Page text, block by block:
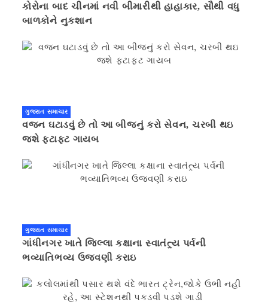
કોરોના બાદ ચીનમાં નવી બીમારીથી હાહાકાર, સૌથી વધુ
બાળકોને નુકશાન
ગુજરાત સમાચાર
વજન ઘટાડવું છે તો આ બીજનું કરો સેવન, ચરબી થઇ
જશે ફટાફટ ગાયબ
ગુજરાત સમાચાર
ગાંધીનગર ખાતે જિલ્લા કક્ષાના સ્વાતંત્ર્ય પર્વની
ભવ્યાતિભવ્ય ઉજવણી કરાઇ